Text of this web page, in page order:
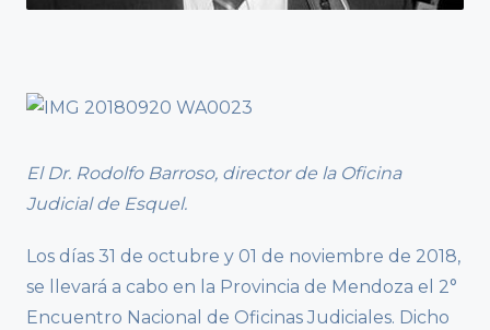
El Dr. Rodolfo Barroso, director de la Oficina
Judicial de Esquel.
Los días 31 de octubre y 01 de noviembre de 2018,
se llevará a cabo en la Provincia de Mendoza el 2°
Encuentro Nacional de Oficinas Judiciales. Dicho